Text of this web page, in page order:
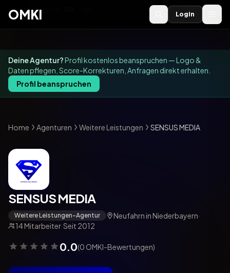
OMKI 2027
OMKI Login
Deine Agentur?Profil kostenlos beanspruchen — Logo &
Daten pflegen, Score-Korrekturen, Anfragen direkt erhalten.
Profil beanspruchen
Home Agenturen Weitere Leistungen SENSUS MEDIA
SENSUS MEDIA
Weitere Leistungen-Agentur Neufahrn in Niederbayern·
14 Mitarbeiter·Seit 2012
0.0(0 OMKI-Bewertungen)